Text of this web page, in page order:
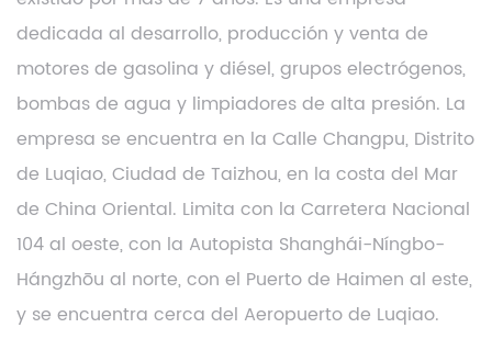
dedicada al desarrollo, producción y venta de
motores de gasolina y diésel, grupos electrógenos,
bombas de agua y limpiadores de alta presión. La
empresa se encuentra en la Calle Changpu, Distrito
de Luqiao, Ciudad de Taizhou, en la costa del Mar
de China Oriental. Limita con la Carretera Nacional
104 al oeste, con la Autopista Shanghái-Níngbo-
Hángzhōu al norte, con el Puerto de Haimen al este,
y se encuentra cerca del Aeropuerto de Luqiao.